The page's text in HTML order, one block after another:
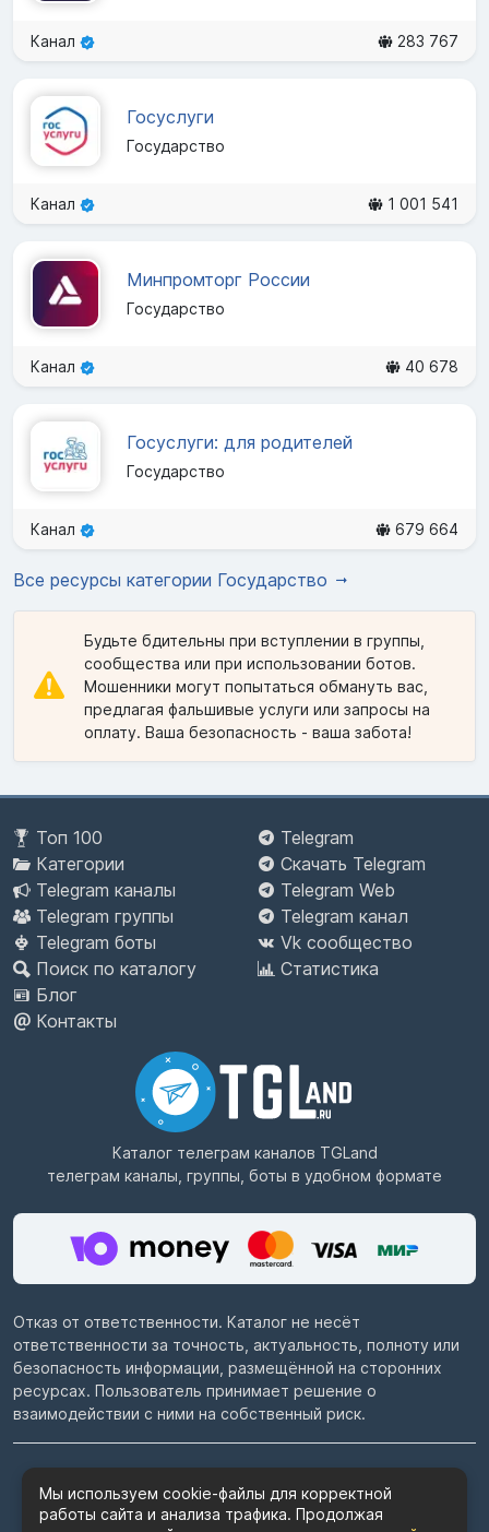
Канал 283 767
Госуслуги
Государство
Канал 1 001 541
Минпромторг России
Государство
Канал 40 678
Госуслуги: для родителей
Государство
Канал 679 664
Все ресурсы категории Государство
Будьте бдительны при вступлении в группы,
сообщества или при использовании ботов.
Мошенники могут попытаться обмануть вас,
предлагая фальшивые услуги или запросы на
оплату. Ваша безопасность - ваша забота!
Топ 100
Категории
Telegram каналы
Telegram группы
Telegram боты
Поиск по каталогу
Блог
Контакты
Telegram
Скачать Telegram
Telegram Web
Telegram канал
Vk сообщество
Статистика
Каталог телеграм каналов TGLand
телеграм каналы, группы, боты в удобном формате
Отказ от ответственности. Каталог не несёт
ответственности за точность, актуальность, полноту или
безопасность информации, размещённой на сторонних
ресурсах. Пользователь принимает решение о
взаимодействии с ними на собственный риск.
Пользовательское соглашение
Мы используем cookie-файлы для корректной
работы сайта и анализа трафика. Продолжая